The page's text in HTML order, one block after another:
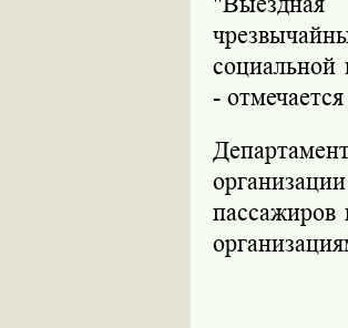
социальной
-
пассажиров